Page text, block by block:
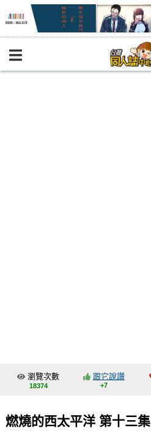
BOOKY書集倉庫
交流中心
會員功能選單
瀏覽次數
18374
跟它說讚
+7
燃燒的西太平洋 第十三集